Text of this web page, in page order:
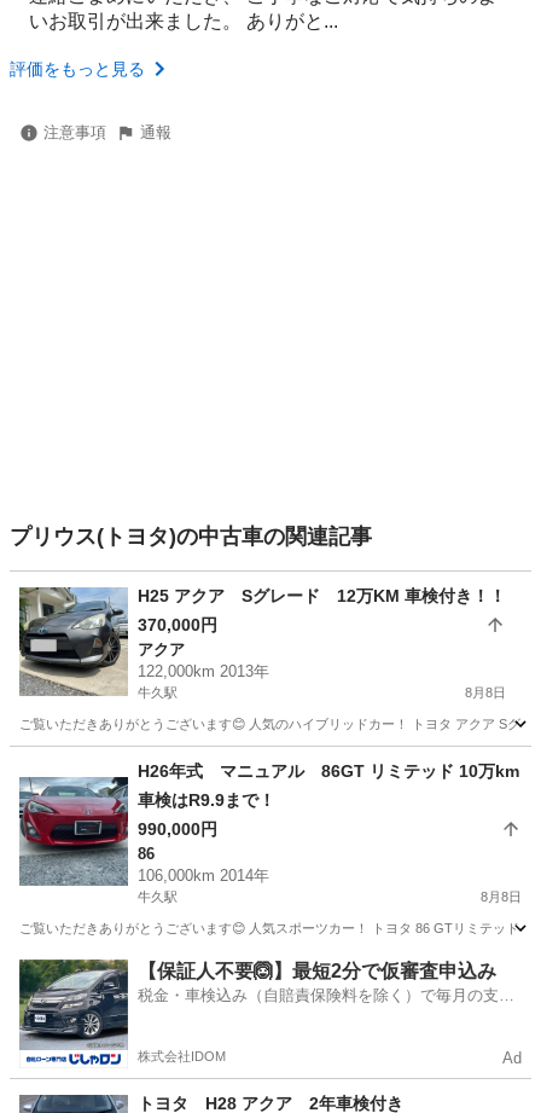
いお取引が出来ました。 ありがと...
評価をもっと見る
注意事項 通報
プリウス(トヨタ)の中古車の関連記事
H25 アクア Sグレード 12万KM 車検付き！！
370,000円
アクア
122,000km 2013年
牛久駅 8月8日
ご覧いただきありがとうございます😊 人気のハイブリッドカー！ トヨタ アクア Sグ
牛久駅
H26年式 マニュアル 86GT リミテッド 10万km
車検はR9.9まで！
990,000円
86
106,000km 2014年
牛久駅 8月8日
ご覧いただきありがとうございます😊 人気スポーツカー！ トヨタ 86 GTリミテッド
茨城 牛久市 牛久駅 86
【保証人不要🙆】最短2分で仮審査申込み
税金・車検込み（自賠責保険料を除く）で毎月の支払
株式会社IDOM Ad
トヨタ H28 アクア 2年車検付き